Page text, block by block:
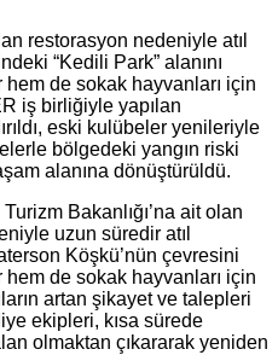
restorasyon nedeniyle atıl
“Kedili Park” alanını
de sokak hayvanları için
iş birliğiyle yapılan
eski kulübeler yenileriyle
bölgedeki yangın riski
alanına dönüştürüldü.
Bakanlığı’na ait olan
uzun süredir atıl
Köşkü’nün çevresini
de sokak hayvanları için
artan şikayet ve talepleri
ekipleri, kısa sürede
olmaktan çıkararak yeniden